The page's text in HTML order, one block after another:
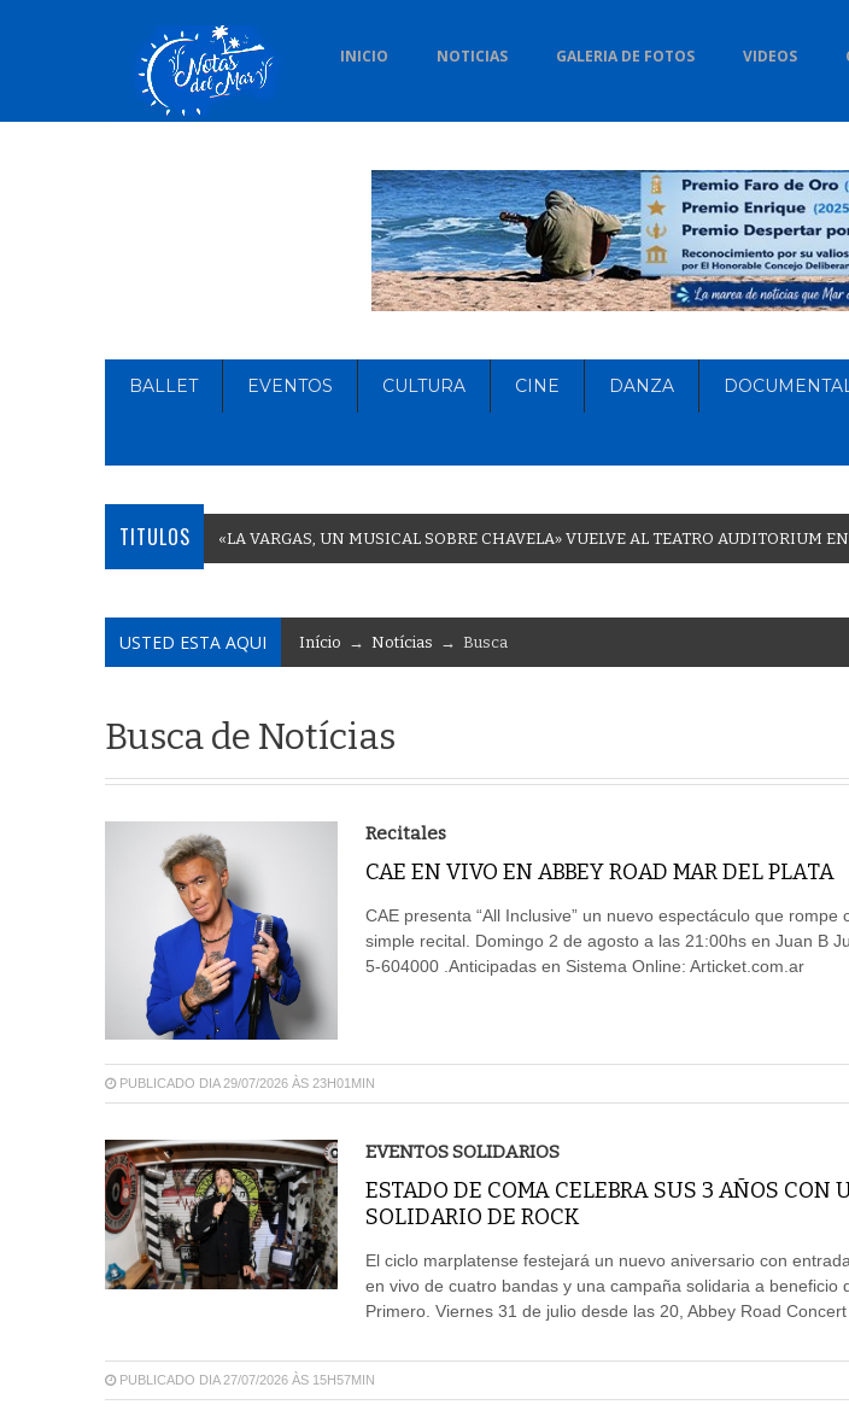
INICIO NOTICIAS GALERIA DE FOTOS VIDEOS
BALLET EVENTOS CULTURA CINE DANZA
TITULOS «LA VARGAS, UN MUSICAL SOBRE CHAVELA» VUELVE AL TEATRO AUDITORIUM EN
USTED ESTA AQUI Início → Notícias → Busca
Busca de Notícias
Recitales
CAE EN VIVO EN ABBEY ROAD MAR DEL PLATA
CAE presenta “All Inclusive” un nuevo espectáculo que rompe
simple recital. Domingo 2 de agosto a las 21:00hs en Juan B
5-604000 .Anticipadas en Sistema Online: Articket.com.ar
PUBLICADO DIA 29/07/2026 ÀS 23H01MIN
EVENTOS SOLIDARIOS
ESTADO DE COMA CELEBRA SUS 3 AÑOS CON
SOLIDARIO DE ROCK
El ciclo marplatense festejará un nuevo aniversario con
en vivo de cuatro bandas y una campaña solidaria a beneficio
Primero. Viernes 31 de julio desde las 20, Abbey Road
PUBLICADO DIA 27/07/2026 ÀS 15H57MIN